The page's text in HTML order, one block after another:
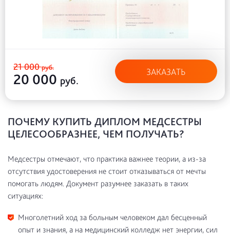
21 000руб.
20 000 руб.
ЗАКАЗАТЬ
ПОЧЕМУ КУПИТЬ ДИПЛОМ МЕДСЕСТРЫ
ЦЕЛЕСООБРАЗНЕЕ, ЧЕМ ПОЛУЧАТЬ?
Медсестры отмечают, что практика важнее теории, а из-за
отсутствия удостоверения не стоит отказываться от мечты
помогать людям. Документ разумнее заказать в таких
ситуациях:
Многолетний ход за больным человеком дал бесценный
опыт и знания, а на медицинский колледж нет энергии, сил